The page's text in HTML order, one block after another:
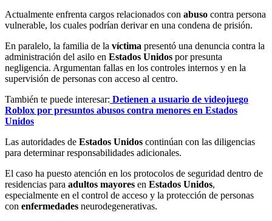
Actualmente enfrenta cargos relacionados con abuso contra persona
vulnerable, los cuales podrían derivar en una condena de prisión.
En paralelo, la familia de la víctima presentó una denuncia contra la
administración del asilo en Estados Unidos por presunta
negligencia. Argumentan fallas en los controles internos y en la
supervisión de personas con acceso al centro.
También te puede interesar: Detienen a usuario de videojuego
Roblox por presuntos abusos contra menores en Estados
Unidos
Las autoridades de Estados Unidos continúan con las diligencias
para determinar responsabilidades adicionales.
El caso ha puesto atención en los protocolos de seguridad dentro de
residencias para adultos mayores en Estados Unidos,
especialmente en el control de acceso y la protección de personas
con enfermedades neurodegenerativas.